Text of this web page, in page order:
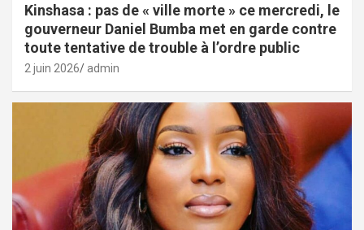
Kinshasa : pas de « ville morte » ce mercredi, le
gouverneur Daniel Bumba met en garde contre
toute tentative de trouble à l’ordre public
2 juin 2026 admin